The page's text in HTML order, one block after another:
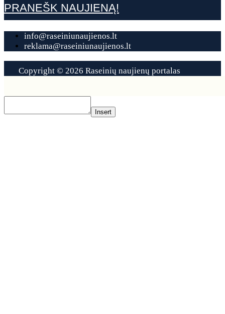
PRANEŠK NAUJIENĄ!
info@raseiniunaujienos.lt
reklama@raseiniunaujienos.lt
Copyright © 2026 Raseinių naujienų portalas
Contact
Insert